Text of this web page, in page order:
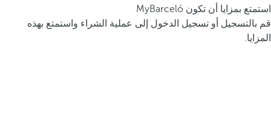
استمتع بمزايا أن تكون MyBarceló
قم بالتسجيل أو تسجيل الدخول إلى عملية الشراء واستمتع بهذه
المزايا.